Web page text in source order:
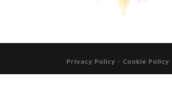
Privacy Policy - Cookie Policy